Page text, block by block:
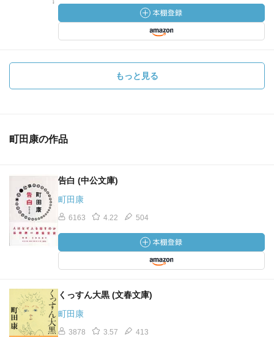
もっと見る
町田康の作品
告白 (中公文庫)
町田康
6163 4.22 504
くっすん大黒 (文春文庫)
町田康
3878 3.57 413